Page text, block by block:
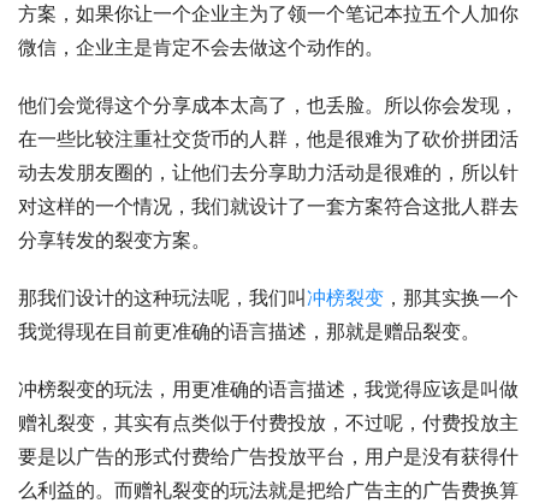
方案，如果你让一个企业主为了领一个笔记本拉五个人加你
微信，企业主是肯定不会去做这个动作的。
他们会觉得这个分享成本太高了，也丢脸。所以你会发现，
在一些比较注重社交货币的人群，他是很难为了砍价拼团活
动去发朋友圈的，让他们去分享助力活动是很难的，所以针
对这样的一个情况，我们就设计了一套方案符合这批人群去
分享转发的裂变方案。
那我们设计的这种玩法呢，我们叫冲榜裂变 ，那其实换一个
我觉得现在目前更准确的语言描述，那就是赠品裂变。
冲榜裂变的玩法，用更准确的语言描述，我觉得应该是叫做
赠礼裂变，其实有点类似于付费投放，不过呢，付费投放主
要是以广告的形式付费给广告投放平台，用户是没有获得什
么利益的。而赠礼裂变的玩法就是把给广告主的广告费换算